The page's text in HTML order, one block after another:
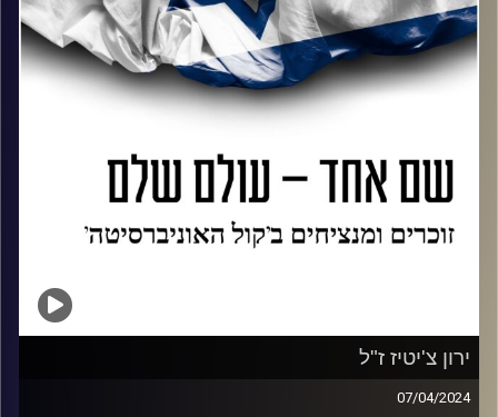
תנצב"ה.
קרדיט תמונות:AudioVersity
ירון צ'יטיז ז"ל
07/04/2024